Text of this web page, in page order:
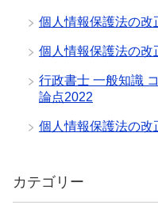
個人情報保護法の改
個人情報保護法の改
行政書士 一般知識
論点2022
個人情報保護法の改
カテゴリー